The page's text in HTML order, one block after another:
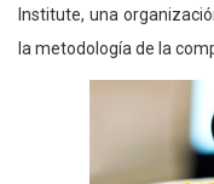
Institute, una
la metodología de la